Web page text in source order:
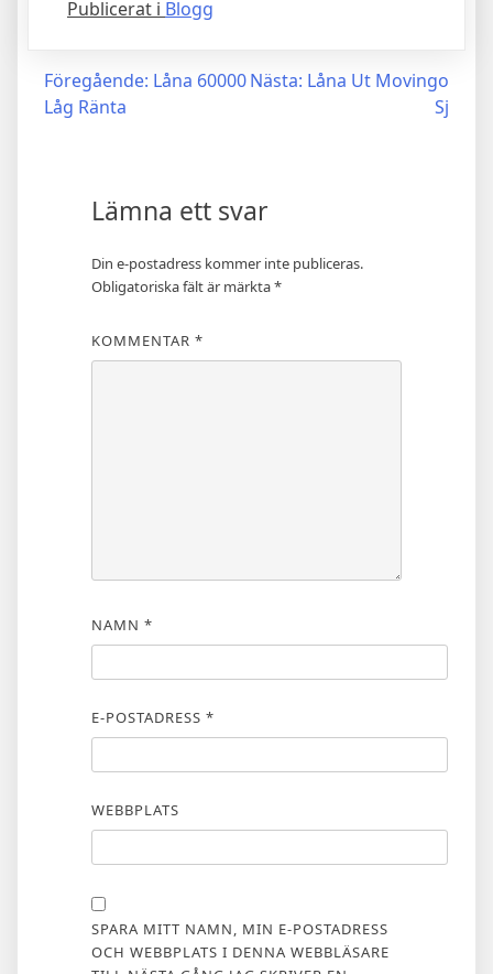
Publicerat i Blogg
Inläggsnavigering
Föregående: Låna 60000
Låg Ränta
Nästa: Låna Ut Movingo
Sj
Lämna ett svar
Din e-postadress kommer inte publiceras.
Obligatoriska fält är märkta*
KOMMENTAR *
NAMN *
E-POSTADRESS *
WEBBPLATS
SPARA MITT NAMN, MIN E-POSTADRESS
OCH WEBBPLATS I DENNA WEBBLÄSARE